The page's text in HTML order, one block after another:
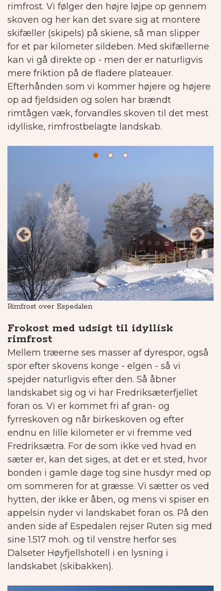
rimfrost. Vi følger den højre løjpe op gennem
skoven og her kan det svare sig at montere
skifæller (skipels) på skiene, så man slipper
for et par kilometer sildeben. Med skifællerne
kan vi gå direkte op - men der er naturligvis
mere friktion på de fladere plateauer.
Efterhånden som vi kommer højere og højere
op ad fjeldsiden og solen har brændt
rimtågen væk, forvandles skoven til det mest
idylliske, rimfrostbelagte landskab.
Rimfrost over Espedalen
Frokost med udsigt til idyllisk
rimfrost
Mellem træerne ses masser af dyrespor, også
spor efter skovens konge - elgen - så vi
spejder naturligvis efter den. Så åbner
landskabet sig og vi har Fredriksæterfjellet
foran os. Vi er kommet fri af gran- og
fyrreskoven og når birkeskoven og efter
endnu en lille kilometer er vi fremme ved
Fredriksætra. For de som ikke ved hvad en
sæter er, kan det siges, at det er et sted, hvor
bonden i gamle dage tog sine husdyr med op
om sommeren for at græsse. Vi sætter os ved
hytten, der ikke er åben, og mens vi spiser en
appelsin nyder vi landskabet foran os. På den
anden side af Espedalen rejser Ruten sig med
sine 1.517 moh. og til venstre herfor ses
Dalseter Høyfjellshotell i en lysning i
landskabet (skibakken).